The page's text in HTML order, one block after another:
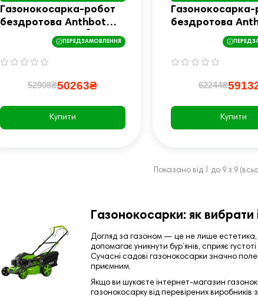
Газонокосарка-робот
бездротова Anthbot
Genie 600 (900 м²)
ПЕРЕДЗАМОВЛЕННЯ
52908₴50263₴
Купити
Газонокосарка-
бездротова
Genie 800
62244₴
Купити
Показано від 1 до 9 з 9
Газонокосарки: як
Догляд за газоном — це не лише естетика,
допомагає уникнути бур’янів, сприяє
Сучасні садові газонокосарки значно
приємним.
Якщо ви шукаєте інтернет-магазин
газонокосарку від перевірених